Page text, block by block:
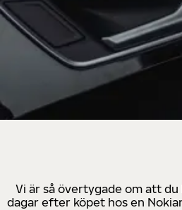
Vi är så övertygade om att
dagar efter köpet hos en